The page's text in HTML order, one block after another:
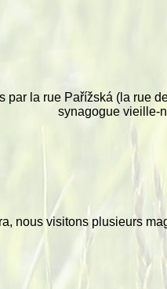
par la rue Pařížská (la rue
synagogue vieille-
nous visitons plusieurs